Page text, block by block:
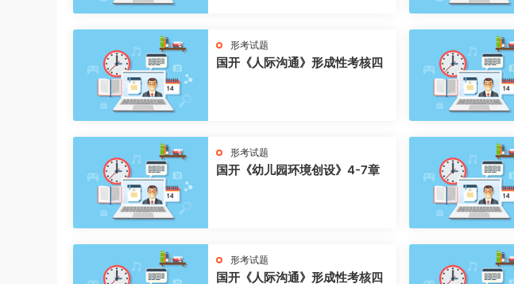
形考试题
国开《人际沟通》形成性考核四
形考试题
国开《幼儿园环境创设》4-7章
形考试题
国开《人际沟通》形成性考核四